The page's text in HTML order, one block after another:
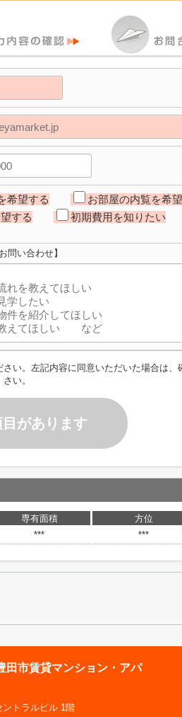
希望する お部屋の内覧を希
する
初期費用を知りたい
問い合わせ】
さい。左記内容に同意いただいた場合は、
さい。
があります
専有面積 方位
*** ***
田市賃貸マンション・アパ
トラルビル 1階